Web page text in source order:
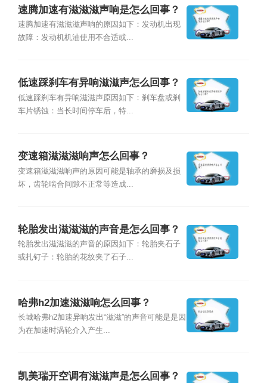
速腾加速有滋滋滋声响是怎么回事？
速腾加速有滋滋滋声响的原因如下：发动机出现
故障：发动机机油使用不合适或...
低速踩刹车有异响滋滋声怎么回事？
低速踩刹车有异响滋滋声原因如下：刹车盘或刹
车片锈蚀：当长时间停车后，特...
变速箱滋滋滋响声怎么回事？
变速箱滋滋滋响声的原因可能是轴承的磨损及损
坏，齿轮啮合间隙不正常等造成...
轮胎发出滋滋滋的声音是怎么回事？
轮胎发出滋滋滋的声音的原因如下：轮胎夹石子
或扎钉子：轮胎的花纹夹了石子...
哈弗h2加速滋滋响怎么回事？
长城哈弗h2加速异响发出“滋滋”的声音可能是是因
为在加速时涡轮介入产生...
凯美瑞开空调有滋滋声是怎么回事？